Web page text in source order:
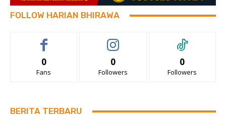
FOLLOW HARIAN BHIRAWA
0
Fans
0
Followers
0
Followers
BERITA TERBARU